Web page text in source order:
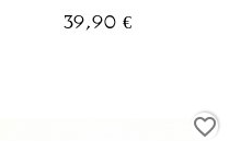
39,90 €
favorite_border